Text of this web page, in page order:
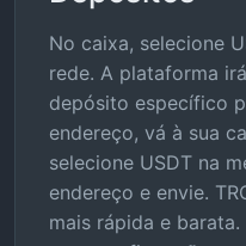
No caixa, selecione
rede. A plataforma
depósito específico
endereço, vá à sua
selecione USDT na
endereço e envie.
mais rápida e